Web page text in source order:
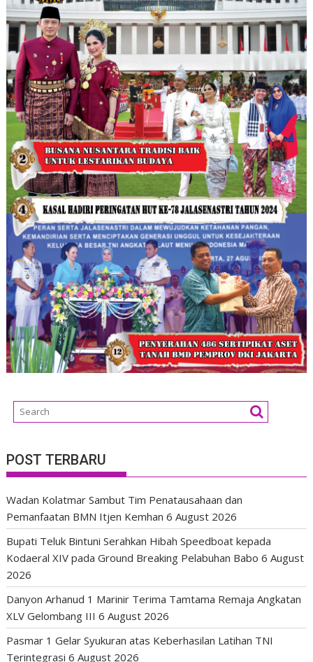
POST TERBARU
Wadan Kolatmar Sambut Tim Penatausahaan dan
Pemanfaatan BMN Itjen Kemhan 6 August 2026
Bupati Teluk Bintuni Serahkan Hibah Speedboat kepada
Kodaeral XIV pada Ground Breaking Pelabuhan Babo 6 August
2026
Danyon Arhanud 1 Marinir Terima Tamtama Remaja Angkatan
XLV Gelombang III 6 August 2026
Pasmar 1 Gelar Syukuran atas Keberhasilan Latihan TNI
Terintegrasi 6 August 2026